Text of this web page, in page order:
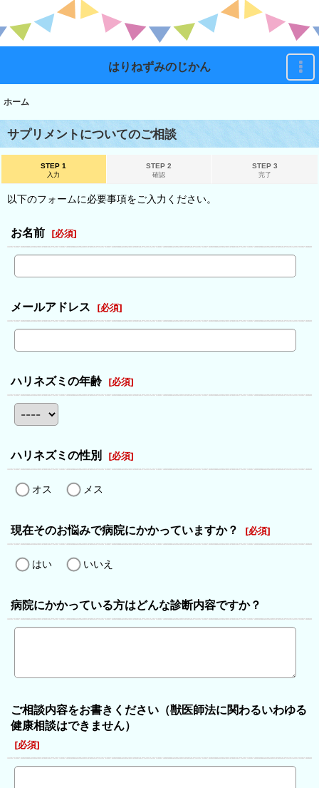
はりねずみのじかん
ホーム
サプリメントについてのご相談
STEP 1
入力
STEP 2
確認
STEP 3
完了
以下のフォームに必要事項をご入力ください。
お名前 [必須]
メールアドレス [必須]
ハリネズミの年齢 [必須]
ハリネズミの性別 [必須]
オス メス
現在そのお悩みで病院にかかっていますか？ [必須]
はい いいえ
病院にかかっている方はどんな診断内容ですか？
ご相談内容をお書きください（獣医師法に関わるいわゆる
健康相談はできません）
[必須]